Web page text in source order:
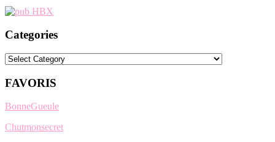
Categories
Categories
FAVORIS
BonneGueule
Chutmonsecret